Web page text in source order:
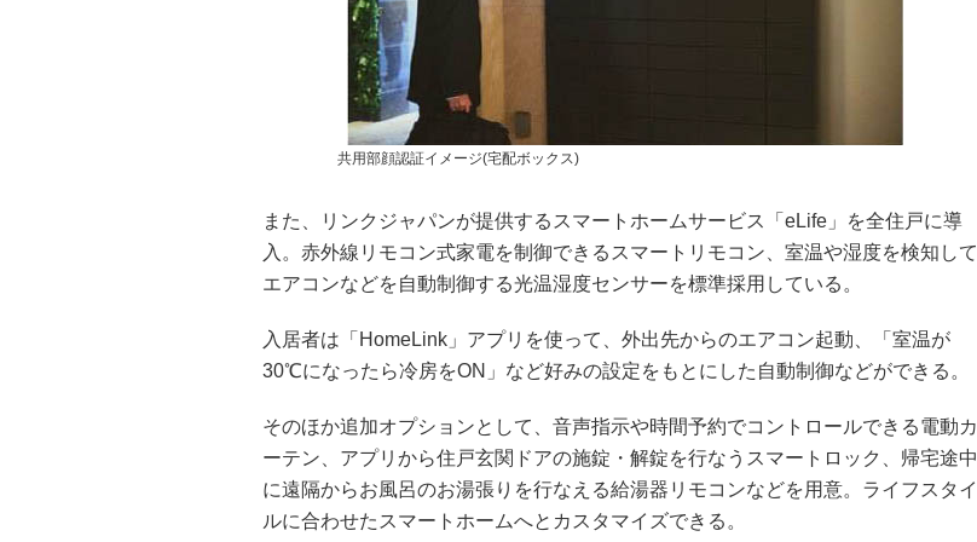
共用部顔認証イメージ(宅配ボックス)
また、リンクジャパンが提供するスマートホームサービス「eLife」を全住戸に導
入。赤外線リモコン式家電を制御できるスマートリモコン、室温や湿度を検知して
エアコンなどを自動制御する光温湿度センサーを標準採用している。
入居者は「HomeLink」アプリを使って、外出先からのエアコン起動、「室温が
30℃になったら冷房をON」など好みの設定をもとにした自動制御などができる。
そのほか追加オプションとして、音声指示や時間予約でコントロールできる電動カ
ーテン、アプリから住戸玄関ドアの施錠・解錠を行なうスマートロック、帰宅途中
に遠隔からお風呂のお湯張りを行なえる給湯器リモコンなどを用意。ライフスタイ
ルに合わせたスマートホームへとカスタマイズできる。